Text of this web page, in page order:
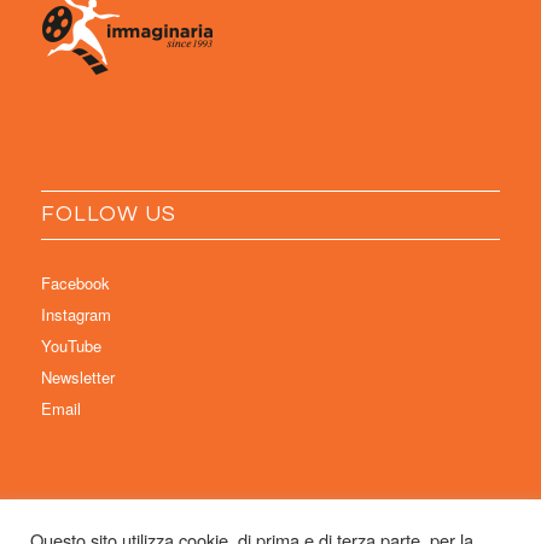
FOLLOW US
Facebook
Instagram
YouTube
Newsletter
Email